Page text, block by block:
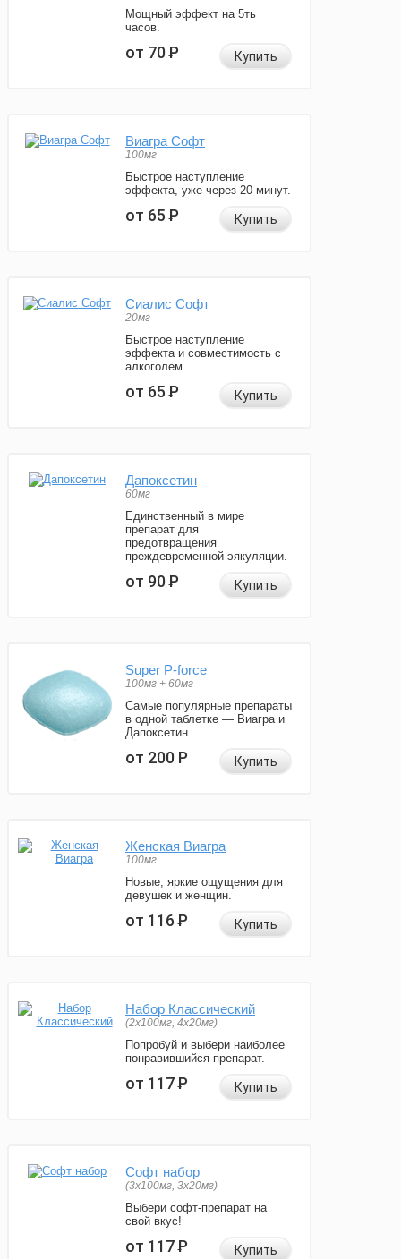
Мощный эффект на 5ть
часов.
от 70Р Купить
Виагра Софт
100мг
Быстрое наступление
эффекта, уже через 20 минут.
от 65Р Купить
Сиалис Софт
20мг
Быстрое наступление
эффекта и совместимость с
алкоголем.
от 65Р Купить
Дапоксетин
60мг
Единственный в мире
препарат для
предотвращения
преждевременной эякуляции.
от 90Р Купить
Super P-force
100мг + 60мг
Самые популярные препараты
в одной таблетке — Виагра и
Дапоксетин.
от 200Р Купить
Женская Виагра
100мг
Новые, яркие ощущения для
девушек и женщин.
от 116Р Купить
Набор Классический
(2x100мг, 4x20мг)
Попробуй и выбери наиболее
понравившийся препарат.
от 117Р Купить
Софт набор
(3x100мг, 3x20мг)
Выбери софт-препарат на
свой вкус!
от 117Р Купить